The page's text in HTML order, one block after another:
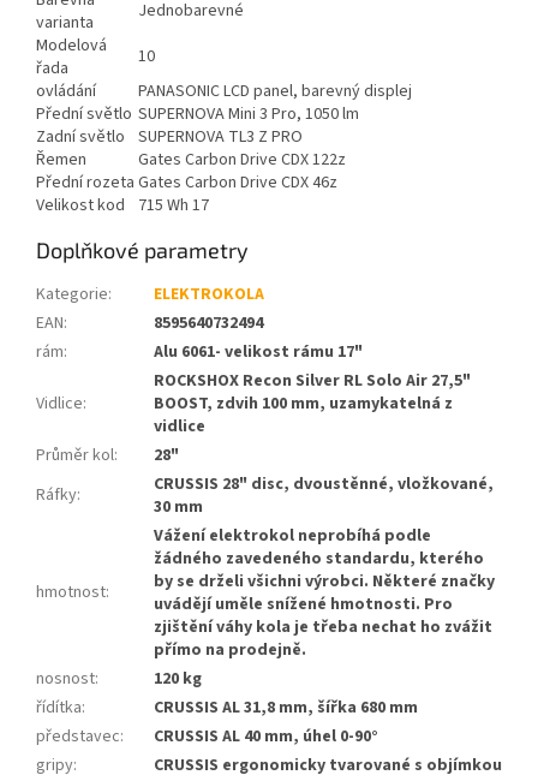
varianta
Jednobarevné
Modelová
řada
10
ovládání
PANASONIC LCD panel, barevný displej
Přední světlo SUPERNOVA Mini 3 Pro, 1050 lm
Zadní světlo SUPERNOVA TL3 Z PRO
Řemen
Gates Carbon Drive CDX 122z
Přední rozeta Gates Carbon Drive CDX 46z
Velikost kod
715 Wh 17
Doplňkové parametry
Kategorie:
ELEKTROKOLA
EAN:
8595640732494
rám: Alu 6061- velikost rámu 17"
Vidlice:
ROCKSHOX Recon Silver RL Solo Air 27,5"
BOOST, zdvih 100 mm, uzamykatelná z
vidlice
Průměr kol:
28"
Ráfky:
CRUSSIS 28" disc, dvoustěnné, vložkované,
30 mm
hmotnost:
Vážení elektrokol neprobíhá podle
žádného zavedeného standardu, kterého
by se drželi všichni výrobci. Některé značky
uvádějí uměle snížené hmotnosti. Pro
zjištění váhy kola je třeba nechat ho zvážit
přímo na prodejně.
nosnost:
120 kg
řídítka:
CRUSSIS AL 31,8 mm, šířka 680 mm
představec:
CRUSSIS AL 40 mm, úhel 0-90°
gripy:
CRUSSIS ergonomicky tvarované s objímkou